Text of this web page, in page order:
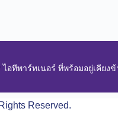
ไอทีพาร์ทเนอร์ ที่พร้อมอยู่เคียง
Reserved.